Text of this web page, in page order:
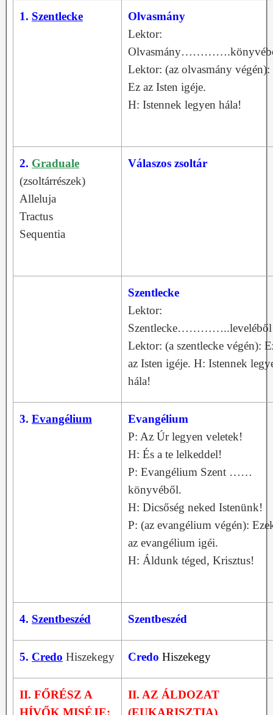
1. Szentlecke
Olvasmány
Lektor:
Lektor: (az olvasmány végén):
Ez az Isten igéje.
H: Istennek legyen hála!
2. Graduale
(zsoltárrészek)
Alleluja
Tractus
Sequentia
Válaszos zsoltár
Szentlecke
Lektor:
Lektor: (a szentlecke végén):
az Isten igéje. H: Istennek
hála!
3. Evangélium
Evangélium
P: Az Úr legyen veletek!
H: És a te lelkeddel!
P: Evangélium Szent ……
könyvéből.
H: Dicsőség neked Istenünk!
P: (az evangélium végén):
az evangélium igéi.
H: Áldunk téged, Krisztus!
4. Szentbeszéd Szentbeszéd
5. Credo Hiszekegy Credo Hiszekegy
II. FŐRÉSZ A
HÍVŐK MISÉJE:
II. AZ ÁLDOZAT
(EUKARISZTIA)